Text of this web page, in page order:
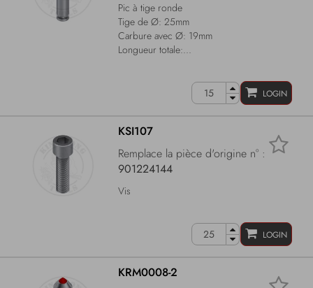
Pic à tige ronde
Tige de Ø: 25mm
Carbure avec Ø: 19mm
Longueur totale:...
LOGIN
KSI107
Remplace la pièce d'origine n° :
901224144
Vis
LOGIN
KRM0008-2